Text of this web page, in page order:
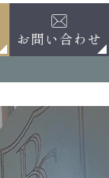
お問い合わせ